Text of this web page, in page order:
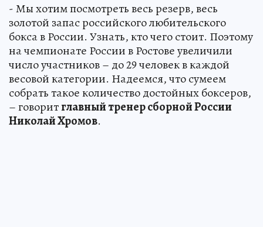
- Мы хотим посмотреть весь резерв, весь
золотой запас российского любительского
бокса в России. Узнать, кто чего стоит. Поэтому
на чемпионате России в Ростове увеличили
число участников – до 29 человек в каждой
весовой категории. Надеемся, что сумеем
собрать такое количество достойных боксеров,
– говоритглавный тренер сборной России
Николай Хромов.